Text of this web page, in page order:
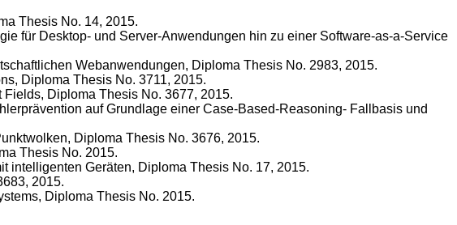
Thesis No. 14, 2015.
für Desktop- und Server-Anwendungen hin zu einer Software-as-a-Service
Webanwendungen, Diploma Thesis No. 2983, 2015.
Diploma Thesis No. 3711, 2015.
Diploma Thesis No. 3677, 2015.
auf Grundlage einer Case-Based-Reasoning- Fallbasis und
Diploma Thesis No. 3676, 2015.
Thesis No. 2015.
intelligenten Geräten, Diploma Thesis No. 17, 2015.
2015.
Diploma Thesis No. 2015.